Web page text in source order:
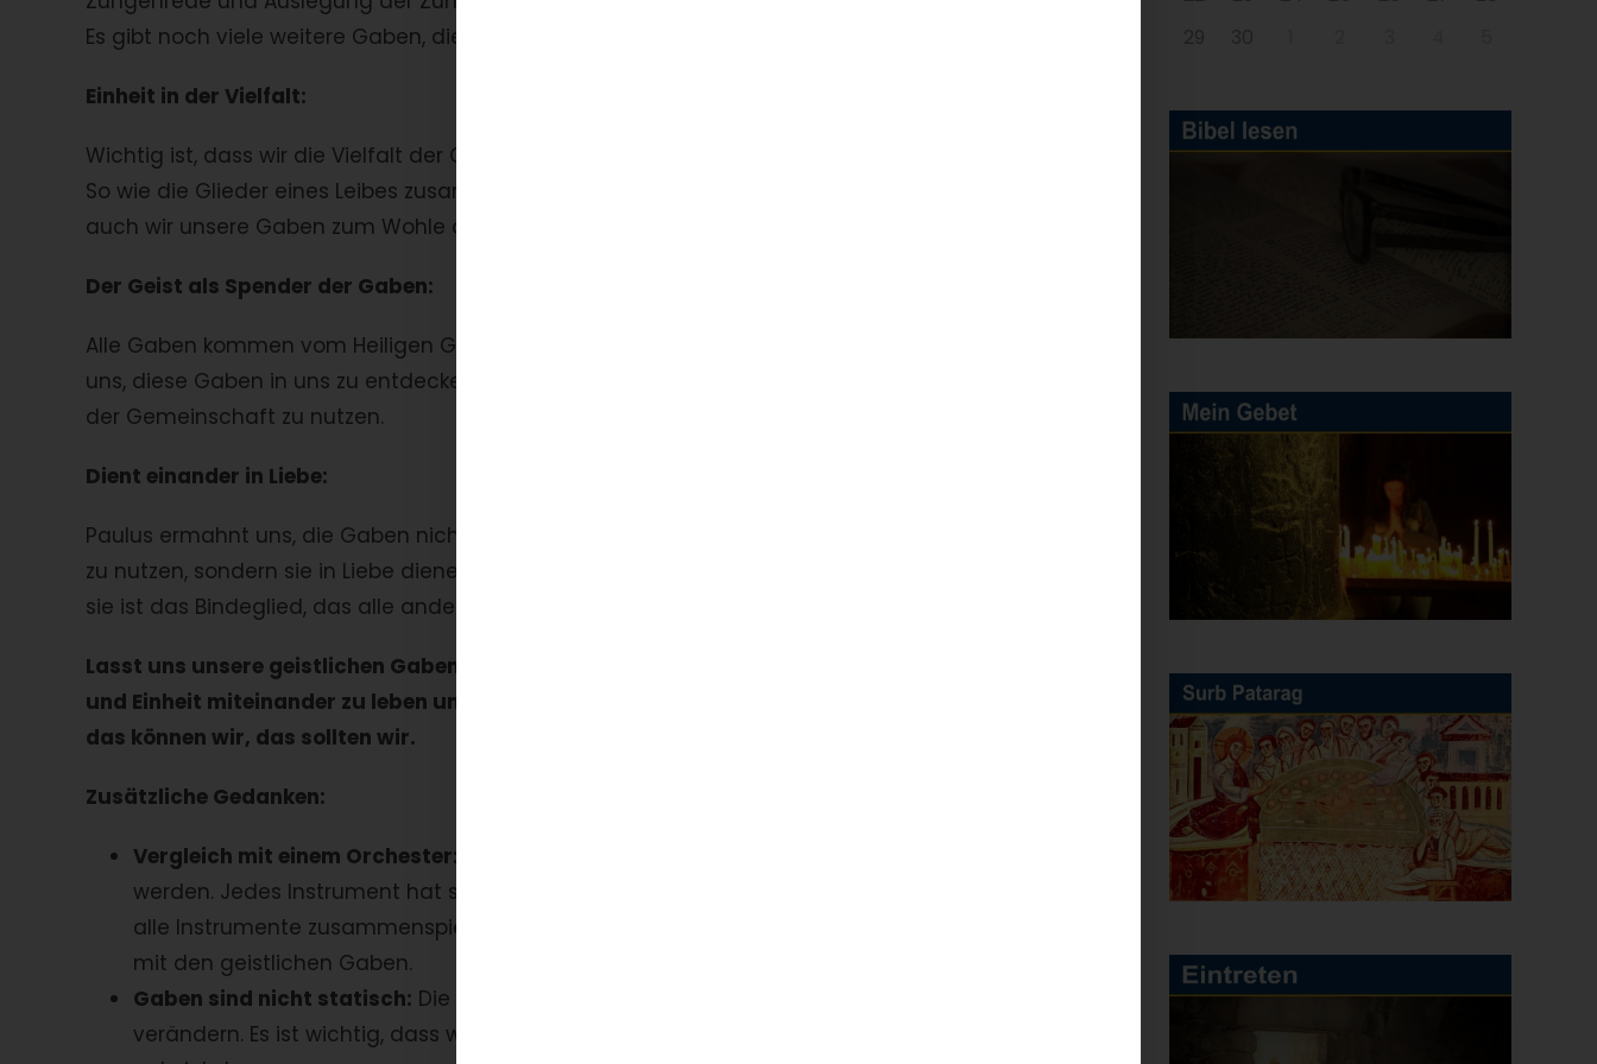
Es gibt noch viele weitere Gaben, die Gott seinen Kindern schenkt.
Einheit in der Vielfalt:
Wichtig ist, dass wir die Vielfalt der Gaben nicht als Bedrohung, sondern als Bereicherung sehen.
So wie die Glieder eines Leibes zusammenarbeiten, um den Leib am Leben zu erhalten, so sollten
auch wir unsere Gaben zum Wohle der Gemeinde einsetzen.
Der Geist als Spender der Gaben:
Alle Gaben kommen vom Heiligen Geist. Er ist es, der die Gaben verteilt, wie er es will. Es liegt an
uns, diese Gaben in uns zu entdecken, diese zu entwickeln und sie für sich, aber auch zum Wohle
der Gemeinschaft zu nutzen.
Dient einander in Liebe:
Paulus ermahnt uns, die Gaben nicht nur zur Selbstverherrlichung oder bloß zum eigenen Vorteil
zu nutzen, sondern sie in Liebe dienen lassen. Die Liebe ist die wichtigste Gabe von allen, denn
sie ist das Bindeglied, das alle anderen Gaben zusammenhält.
Lasst uns unsere geistlichen Gaben entdecken und nutzen, als Teile des Leibes Christi. In Liebe
und Einheit miteinander zu leben und die Welt mit dem Licht des Evangeliums zu erleuchten –
das können wir, das sollten wir.
Zusätzliche Gedanken:
Vergleich mit einem Orchester:
werden. Jedes Instrument hat seinen eigenen Klang und seine eigene Funktion. Doch wenn
alle Instrumente zusammenspielen, entsteht eine wunderschöne Harmonie. So ist es auch
mit den geistlichen Gaben.
Gaben sind nicht statisch: Die Gaben, die wir haben, können sich im Laufe der Zeit
verändern. Es ist wichtig, dass wir offen dafür sind, neue Gaben zu entdecken und zu